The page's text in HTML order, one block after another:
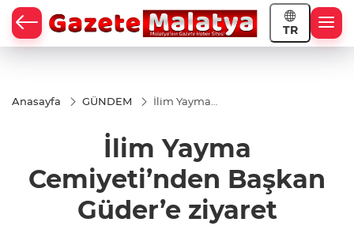
TR
Anasayfa GÜNDEM
İlim Yayma
Güder’e
ziyaret
İlim Yayma
Cemiyeti’nden Başkan
Güder’e ziyaret